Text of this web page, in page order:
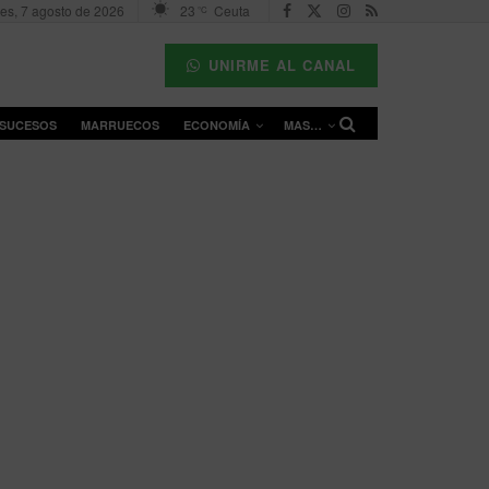
7 agosto de 2026 23 °C Ceuta
UNIRME AL CANAL
MARRUECOS ECONOMÍA MAS…